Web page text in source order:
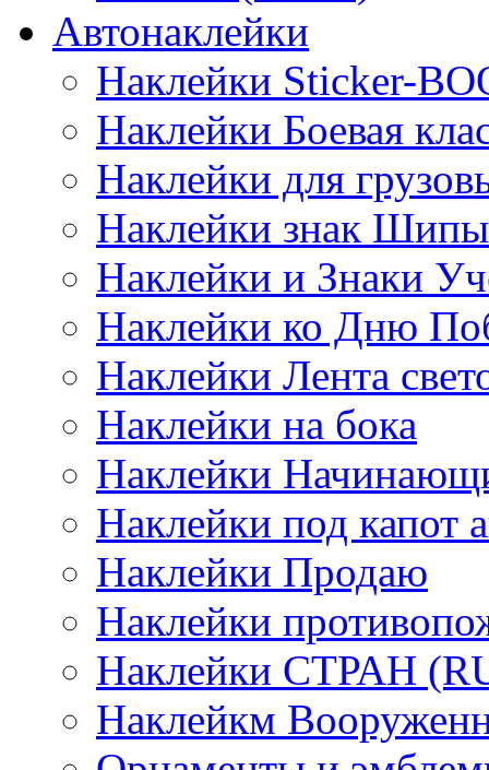
Автонаклейки
Наклейки Sticker-
Наклейки Боевая
Наклейки для
Наклейки знак Шипы
Наклейки и Знаки
Наклейки ко Дню
Наклейки Лента
Наклейки на бока
Наклейки
Наклейки под капот
Наклейки Продаю
Наклейки
Наклейки СТРАН
Наклейкм